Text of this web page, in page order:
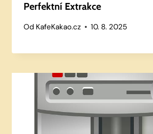
Perfektní Extrakce
Od KafeKakao.cz 10. 8. 2025